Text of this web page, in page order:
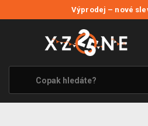
Výprodej – nové
VÝPRODEJ
VIDEOHRY
XZONE ORIGINALS
TÉMATIKY